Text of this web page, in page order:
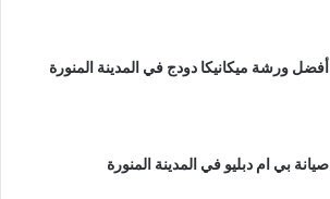
أفضل ورشة ميكانيكا دودج في المدينة المنورة
صيانة بي ام دبليو في المدينة المنورة